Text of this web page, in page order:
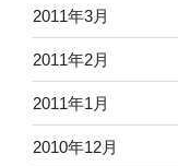
2011年3月
2011年2月
2011年1月
2010年12月